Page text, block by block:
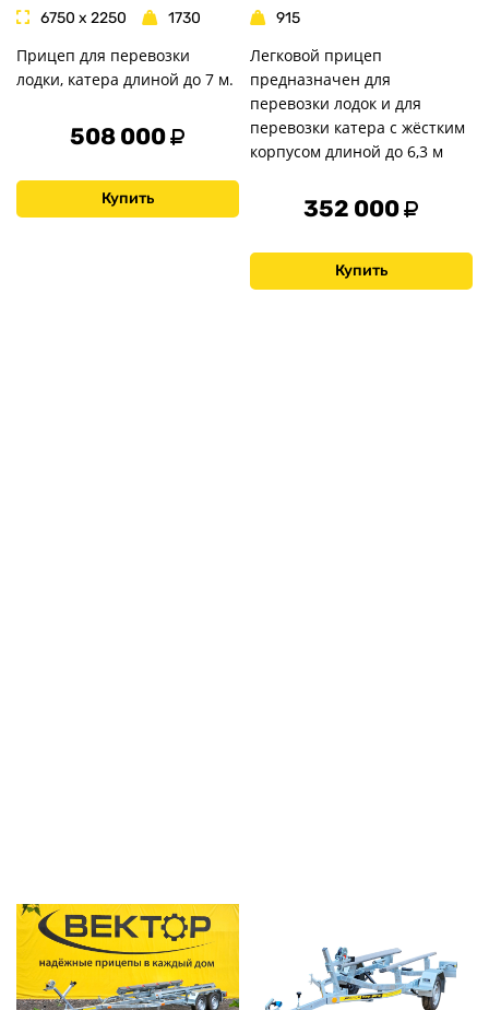
6750 x 2250 1730
Прицеп для перевозки
лодки, катера длиной до 7 м.
508 000
Купить
915
Легковой прицеп
предназначен для
перевозки лодок и для
перевозки катера с жёстким
корпусом длиной до 6,3 м
352 000
Купить